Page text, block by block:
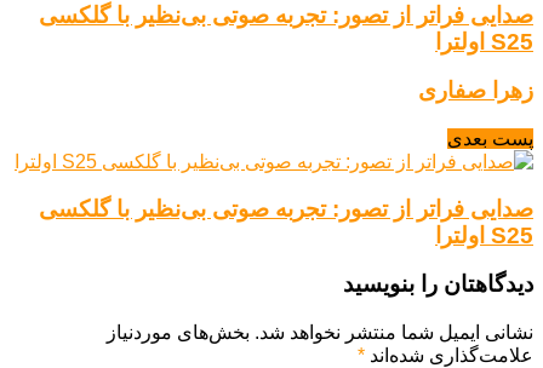
صدایی فراتر از تصور: تجربه صوتی بی‌نظیر با گلکسی
S25 اولترا
زهرا صفاری
پست بعدی
صدایی فراتر از تصور: تجربه صوتی بی‌نظیر با گلکسی
S25 اولترا
دیدگاهتان را بنویسید
نشانی ایمیل شما منتشر نخواهد شد. بخش‌های موردنیاز
علامت‌گذاری شده‌اند *